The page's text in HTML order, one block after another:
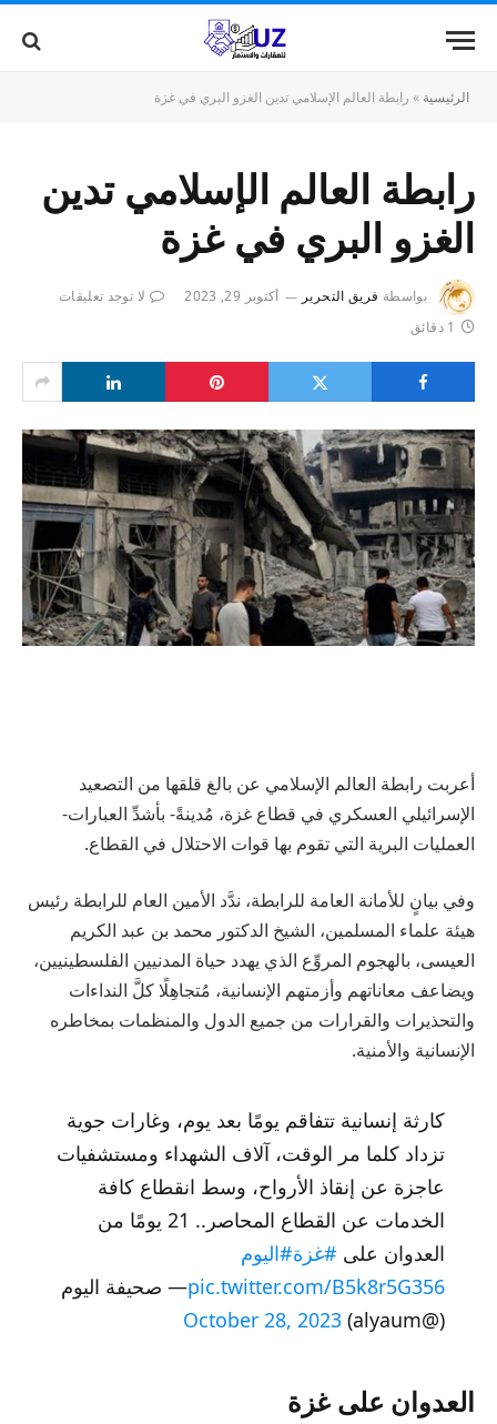
الرئيسية » رابطة العالم الإسلامي تدين الغزو البري في غزة
رابطة العالم الإسلامي تدين
الغزو البري في غزة
بواسطة فريق التحرير أكتوبر 29, 2023
لا توجد تعليقات
1 دقائق
أعربت رابطة العالم الإسلامي عن بالغ قلقها من التصعيد
الإسرائيلي العسكري في قطاع غزة، مُدينةً- بأشدِّ العبارات-
العمليات البرية التي تقوم بها قوات الاحتلال في القطاع.
وفي بيانٍ للأمانة العامة للرابطة، ندَّد الأمين العام للرابطة رئيس
هيئة علماء المسلمين، الشيخ الدكتور محمد بن عبد الكريم
العيسى، بالهجوم المروِّع الذي يهدد حياة المدنيين الفلسطينيين،
ويضاعف معاناتهم وأزمتهم الإنسانية، مُتجاهِلًا كلَّ النداءات
والتحذيرات والقرارات من جميع الدول والمنظمات بمخاطره
الإنسانية والأمنية.
كارثة إنسانية تتفاقم يومًا بعد يوم، وغارات جوية
تزداد كلما مر الوقت، آلاف الشهداء ومستشفيات
عاجزة عن إنقاذ الأرواح، وسط انقطاع كافة
الخدمات عن القطاع المحاصر.. 21 يومًا من
العدوان على #غزة#اليوم
pic.twitter.com/B5k8r5G356— صحيفة اليوم
(@alyaum)
October 28, 2023
العدوان على غزة